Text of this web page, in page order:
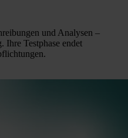
und Analysen –
Ihre Testphase endet